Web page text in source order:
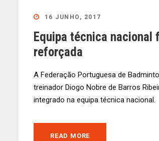
16 JUNHO, 2017
Equipa técnica nacional
reforçada
A Federação Portuguesa de
treinador Diogo Nobre de Barros
integrado na equipa técnica nacional.
READ MORE